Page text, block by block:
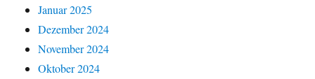
Januar 2025
Dezember 2024
November 2024
Oktober 2024